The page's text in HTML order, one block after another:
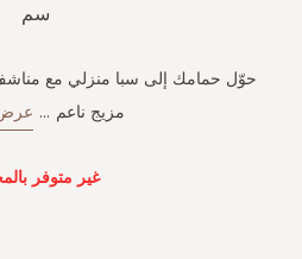
سم
حوّل حمامك إلى سبا منزلي مع
مزيج ناعم ... عرض
غير متوفر